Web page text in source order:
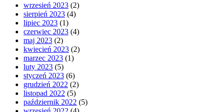
wrzesień 2023 (2)
sierpień 2023 (4)
lipiec 2023 (1)
czerwiec 2023 (4)
maj 2023 (2)
kwiecień 2023 (2)
marzec 2023 (1)
luty 2023 (5)
styczeń 2023 (6)
grudzień 2022 (2)
listopad 2022 (5)
październik 2022 (5)